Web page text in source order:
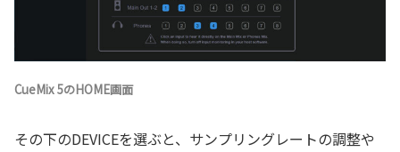
CueMix 5のHOME画面
その下のDEVICEを選ぶと、サンプリングレートの調整や